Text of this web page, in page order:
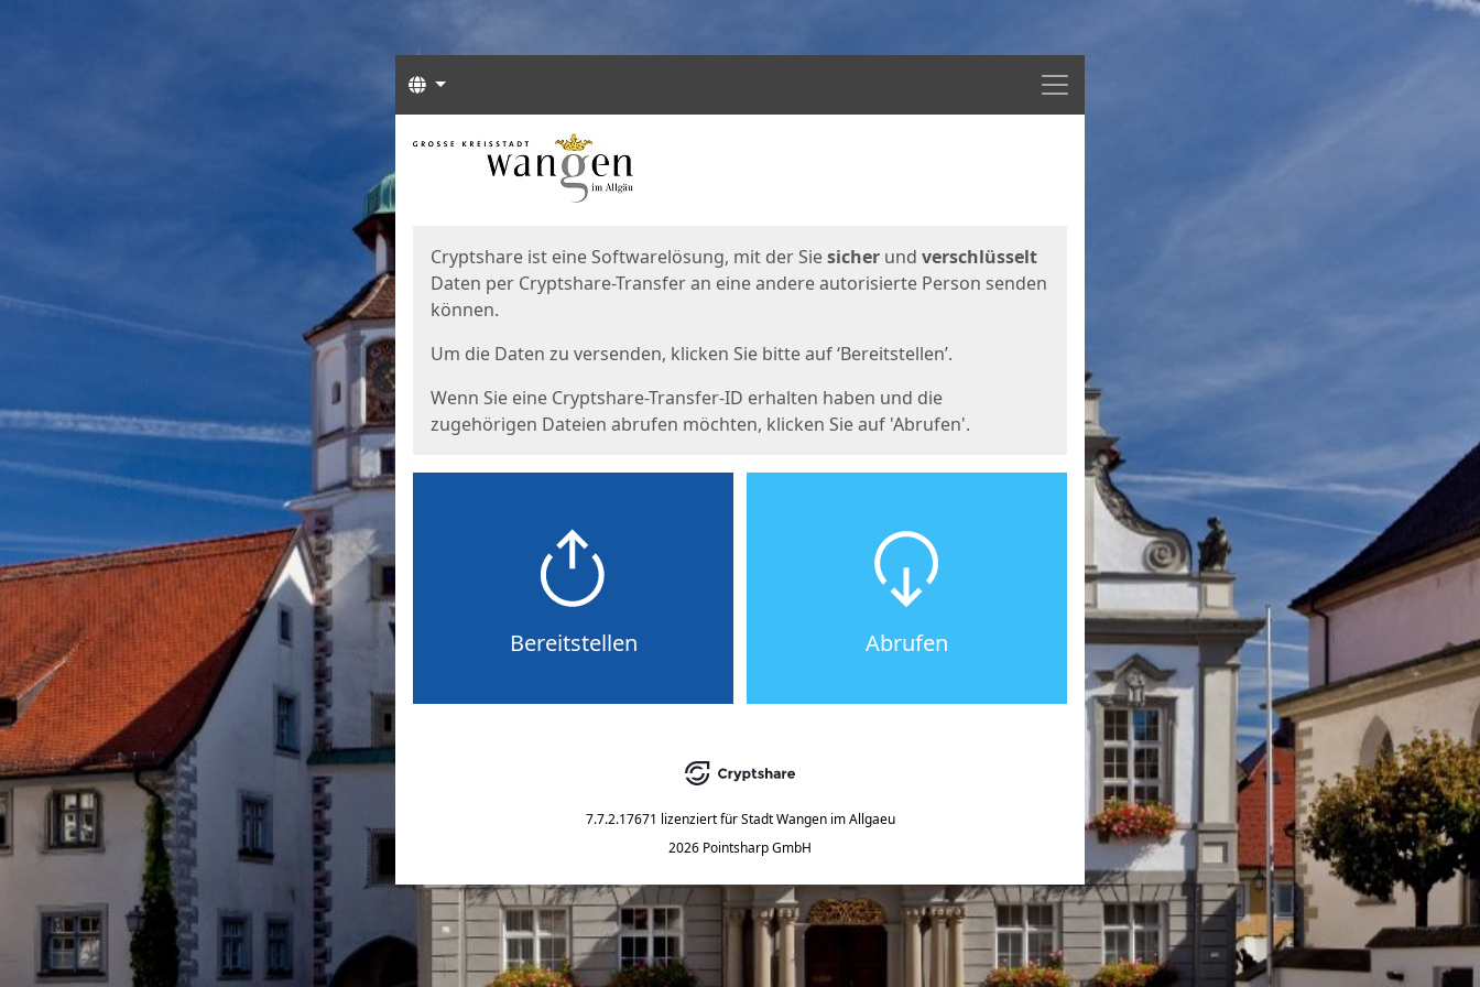
Menü
Sprachen
Start
Cryptshare ist eine Softwarelösung, mit der Siesicher und verschlüsselt
Daten per Cryptshare-Transfer an eine andere autorisierte Person senden
können.
Um die Daten zu versenden, klicken Sie bitte auf ‘Bereitstellen’.
Wenn Sie eine Cryptshare-Transfer-ID erhalten haben und die
zugehörigen Dateien abrufen möchten, klicken Sie auf 'Abrufen'.
Bereitstellen Abrufen
7.7.2.17671 lizenziert für Stadt Wangen im Allgaeu
2026 Pointsharp GmbH